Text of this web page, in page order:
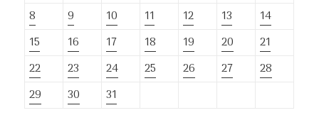
8
9 10 11 12 13
14
15
16 17 18 19 20
21
22
23 24 25 26 27
28
29
30 31